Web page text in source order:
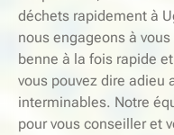
déchets rapidement à
nous engageons à
benne à la fois rapide
vous pouvez dire adieu
interminables. Notre
pour vous conseiller et